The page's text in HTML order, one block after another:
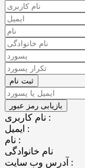
نام کاربری :
ایمیل :
نام :
نام خانوادگی
آدرس وب سایت :